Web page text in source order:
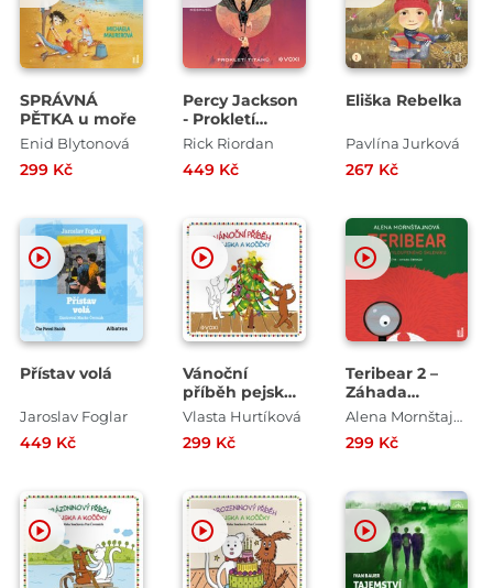
SPRÁVNÁ
PĚTKA u moře
Enid Blytonová
299 Kč
Percy Jackson
- Prokletí
Titánů
Rick Riordan
449 Kč
Eliška Rebelka
Pavlína Jurková
267 Kč
Přístav volá
Jaroslav Foglar
449 Kč
Vánoční
příběh pejska
a kočičky
Vlasta Hurtíková
299 Kč
Teribear 2 –
Záhada
vyloupenéhoAlena Mornštajnová
299 Kč